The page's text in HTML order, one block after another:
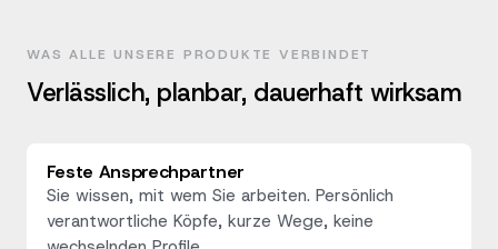
WAS ALLE UNSERE PRODUKTE VERBINDET
Verlässlich, planbar, dauerhaft wirksam
Feste Ansprechpartner
Sie wissen, mit wem Sie arbeiten. Persönlich
verantwortliche Köpfe, kurze Wege, keine